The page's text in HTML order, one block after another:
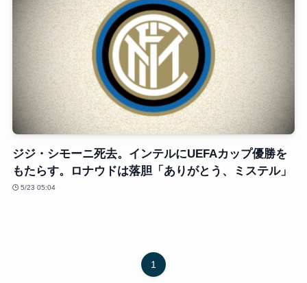
ジジ・シモーニ死去。インテルにUEFAカップ優勝を
もたらす。ロナウドは落胆「ありがとう、ミステル」
5/23 05:04
1